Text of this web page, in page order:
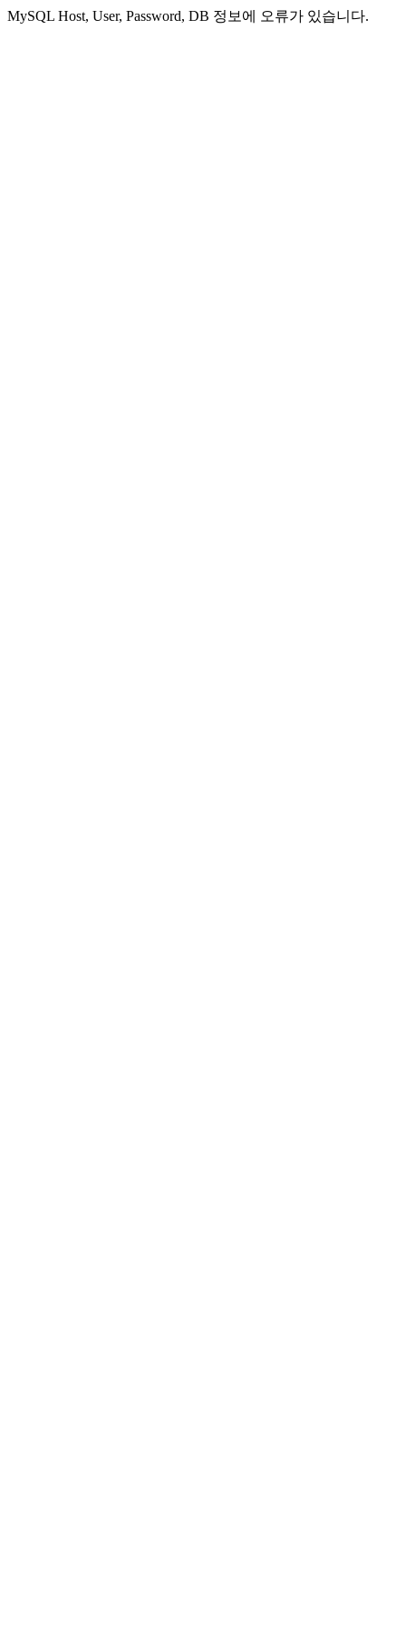
MySQL Host, User, Password, DB 정보에 오류가 있습니다.